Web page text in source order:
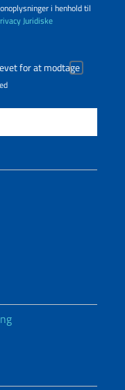
i henhold til
Juridiske
for at modtage